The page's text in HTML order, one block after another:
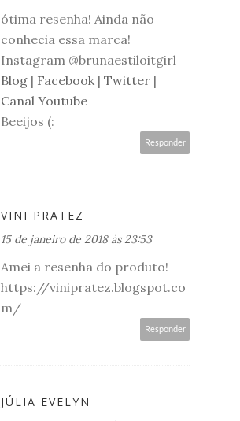
ótima resenha! Ainda não
conhecia essa marca!
Instagram @brunaestiloitgirl
Blog | Facebook | Twitter |
Canal Youtube
Beeijos (:
Responder
VINI PRATEZ
15 de janeiro de 2018 às 23:53
Amei a resenha do produto!
https://vinipratez.blogspot.co
m/
Responder
JÚLIA EVELYN